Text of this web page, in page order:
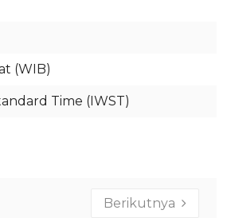
(WIB)
Time (IWST)
Berikutnya